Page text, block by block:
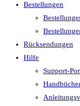
Bestellungen
Rücksendungen
Hilfe
Support-